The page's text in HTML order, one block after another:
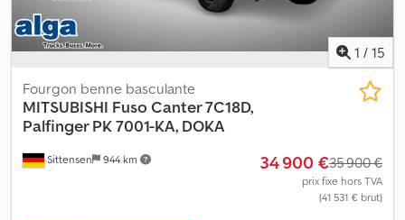
1 / 15
Sittensen 944 km
Fourgon benne basculante
MITSUBISHI Fuso Canter 7C18D,
Palfinger PK 7001-KA, DOKA
34 900 €35 900 €
prix fixe hors TVA
(41 531 € brut)